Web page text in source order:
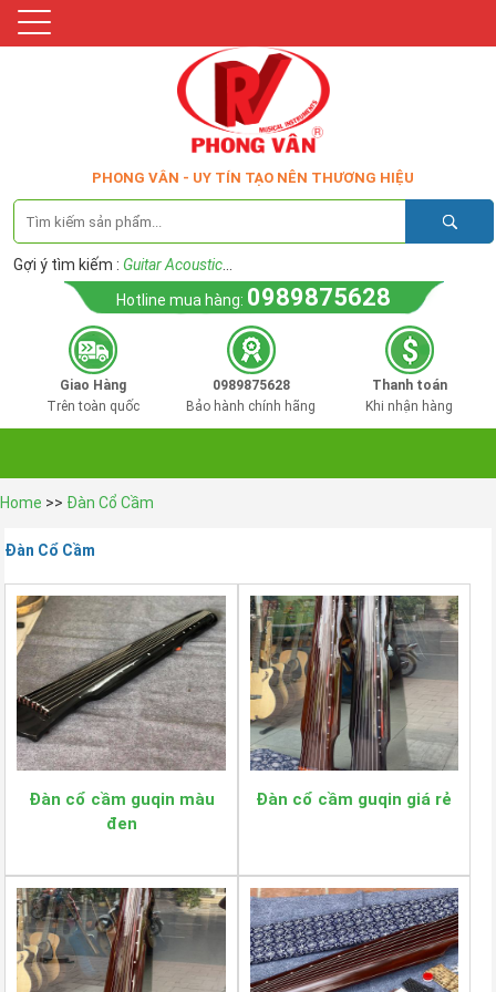
PHONG VÂN - UY TÍN TẠO NÊN THƯƠNG HIỆU
Gợi ý tìm kiếm : Guitar Acoustic
Hotline mua hàng: 0989875628
Giao Hàng
Trên toàn quốc
0989875628
Bảo hành chính hãng
Thanh toán
Khi nhận hàng
Home >> Đàn Cổ Cầm
Đàn Cổ Cầm
Đàn cổ cầm guqin màu
đen
Đàn cổ cầm guqin giá rẻ